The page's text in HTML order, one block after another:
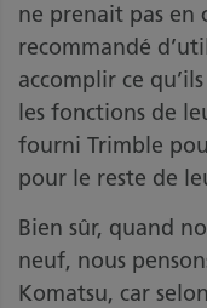
ne prenait pas en
recommandé
accomplir ce
les fonctions de
fourni Trimble
pour le reste de
Bien sûr, quand
neuf, nous
Komatsu, car